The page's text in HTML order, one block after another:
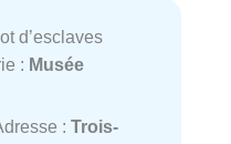
d’esclaves
: Musée
: Trois-